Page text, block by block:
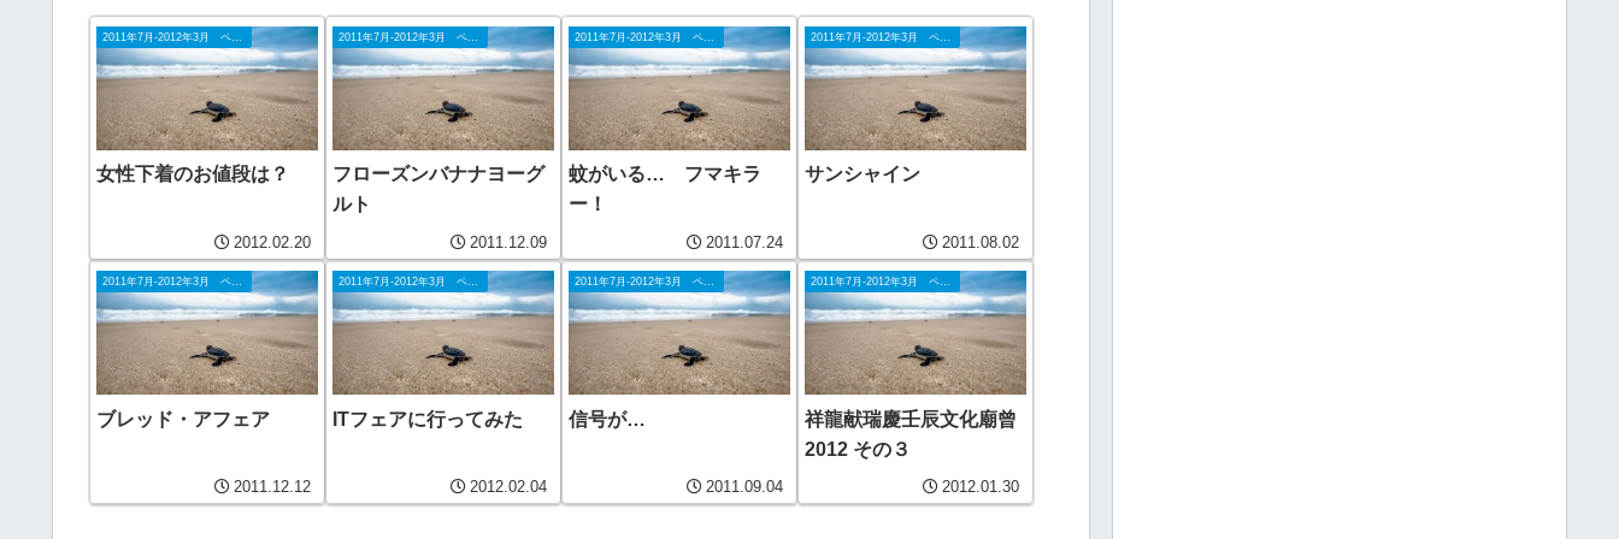
女性下着のお値段は？
2012.02.20
フローズンバナナヨーグ
ルト
2011.12.09
蚊がいる… フマキラ
ー！
2011.07.24
サンシャイン
2011.08.02
ブレッド・アフェア
2011.12.12
ITフェアに行ってみた
2012.02.04
信号が…
2011.09.04
祥龍献瑞慶壬辰文化廟曾
2012 その３
2012.01.30